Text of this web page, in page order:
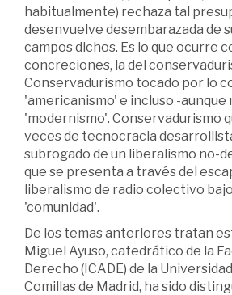
habitualmente) rechaza tal
desenvuelve desembarazada de
campos dichos. Es lo que ocurre
concreciones, la del
Conservadurismo tocado por lo
'americanismo' e incluso -aunque
'modernismo'. Conservadurismo
veces de tecnocracia
subrogado de un liberalismo no-
que se presenta a través del
liberalismo de radio colectivo
'comunidad'.
De los temas anteriores tratan
Miguel Ayuso, catedrático de la
Derecho (ICADE) de la
Comillas de Madrid, ha sido